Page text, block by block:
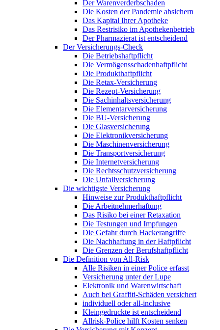
Der Warenverderbschaden
Die Kosten der Pandemie absichern
Das Kapital Ihrer Apotheke
Das Restrisiko im Apothekenbetrieb
Der Pharmazierat ist entscheidend
Der Versicherungs-Check
Die Betriebshaftpflicht
Die Vermögensschadenhaftpflicht
Die Produkthaftpflicht
Die Retax-Versicherung
Die Rezept-Versicherung
Die Sachinhaltsversicherung
Die Elementarversicherung
Die BU-Versicherung
Die Glasversicherung
Die Elektronikversicherung
Die Maschinenversicherung
Die Transportversicherung
Die Internetversicherung
Die Rechtsschutzversicherung
Die Unfallversicherung
Die wichtigste Versicherung
Hinweise zur Produkthaftpflicht
Die Arbeitnehmerhaftung
Das Risiko bei einer Retaxation
Die Testungen und Impfungen
Die Gefahr durch Hackerangriffe
Die Nachhaftung in der Haftpflicht
Die Grenzen der Berufshaftpflicht
Die Definition von All-Risk
Alle Risiken in einer Police erfasst
Versicherung unter der Lupe
Elektronik und Warenwirtschaft
Auch bei Graffiti-Schäden versichert
individuell oder all-inclusive
Kleingedruckte ist entscheidend
Allrisk-Police hilft Kosten senken